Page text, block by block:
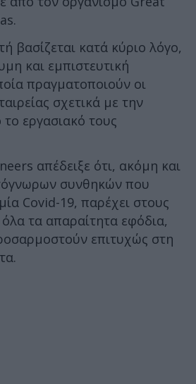
βασίζεται κατά κύριο λόγο,
και εμπιστευτική
πραγματοποιούν οι
σχετικά με την
εργασιακό τους
απέδειξε ότι, ακόμη και
συνθηκών που
Covid-19, παρέχει στους
τα απαραίτητα εφόδια,
επιτυχώς στη